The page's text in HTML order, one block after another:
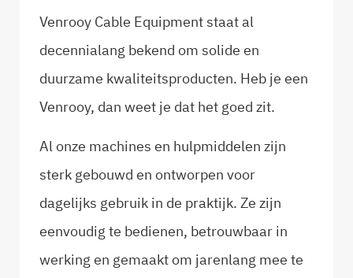
Venrooy Cable Equipment staat al
decennialang bekend om solide en
duurzame kwaliteitsproducten. Heb je een
Venrooy, dan weet je dat het goed zit.
Al onze machines en hulpmiddelen zijn
sterk gebouwd en ontworpen voor
dagelijks gebruik in de praktijk. Ze zijn
eenvoudig te bedienen, betrouwbaar in
werking en gemaakt om jarenlang mee te